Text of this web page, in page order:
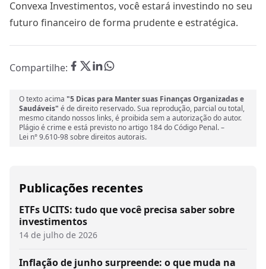
Convexa Investimentos, você estará investindo no seu
futuro financeiro de forma prudente e estratégica.
Compartilhe:
O texto acima "5 Dicas para Manter suas Finanças Organizadas e
Saudáveis" é de direito reservado. Sua reprodução, parcial ou total,
mesmo citando nossos links, é proibida sem a autorização do autor.
Plágio é crime e está previsto no artigo 184 do Código Penal. –
Lei n° 9.610-98 sobre direitos autorais.
Publicações recentes
ETFs UCITS: tudo que você precisa saber sobre
investimentos
14 de julho de 2026
Inflação de junho surpreende: o que muda na